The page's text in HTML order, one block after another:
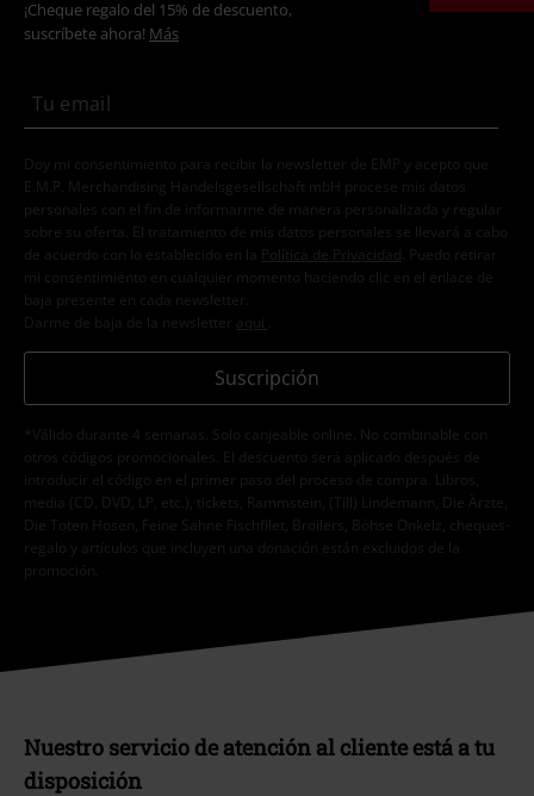
¡Cheque regalo del 15% de descuento,
suscríbete ahora! Más
Doy mi consentimiento para recibir la newsletter de EMP y acepto que
E.M.P. Merchandising Handelsgesellschaft mbH procese mis datos
personales con el fin de informarme de manera personalizada y regular
sobre su oferta. El tratamiento de mis datos personales se llevará a cabo
de acuerdo con lo establecido en la
Política de Privacidad . Puedo retirar
mi consentimiento en cualquier momento haciendo clic en el enlace de
baja presente en cada newsletter.
Darme de baja de la newsletter
aquí
Suscripción
*Válido durante 4 semanas. Solo canjeable online. No combinable con
otros códigos promocionales. El descuento será aplicado después de
introducir el código en el primer paso del proceso de compra. Libros,
media (CD, DVD, LP, etc.), tickets, Rammstein, (Till) Lindemann, Die Ärzte,
Die Toten Hosen, Feine Sahne Fischfilet, Broilers, Böhse Onkelz, cheques-
regalo y artículos que incluyen una donación están excluidos de la
promoción.
Nuestro servicio de atención al cliente está a tu
disposición